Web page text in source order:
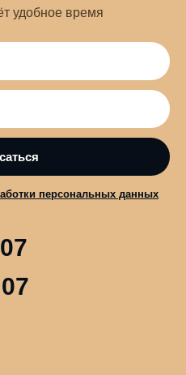
удобное время
персональных данных